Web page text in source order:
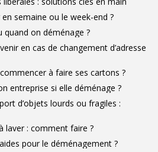
semaine ou le week-end ?
quand on déménage ?
en cas de changement d’adresse
à faire ses cartons ?
entreprise si elle déménage ?
d’objets lourds ou fragiles :
laver : comment faire ?
pour le déménagement ?